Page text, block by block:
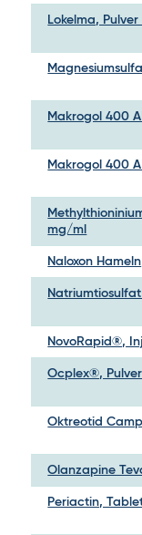
Lokelma,
Makrogol 400
Makrogol 400
mg/ml
Naloxon
NovoRapid®,
Ocplex®,
Oktreotid
Olanzapine
Periactin,